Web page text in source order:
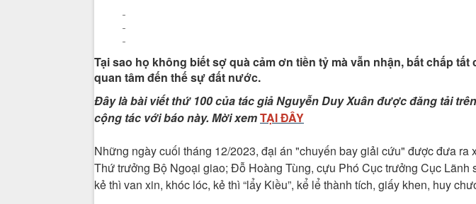
Tại sao họ không biết sợ quà cảm ơn tiền tỷ mà vẫn nhận, bất chấp
quan tâm đến thế sự đất nước.
Đây là bài viết thứ 100 của tác giả Nguyễn Duy Xuân được đăng tải
cộng tác với báo này. Mời xemTẠI ĐÂY
Những ngày cuối tháng 12/2023, đại án "chuyến bay giải cứu" được đưa
Thứ trưởng Bộ Ngoại giao; Đỗ Hoàng Tùng, cựu Phó Cục trưởng Cục
kẻ thì van xin, khóc lóc, kẻ thì “lẩy Kiều”, kể lể thành tích, giấy khen, huy